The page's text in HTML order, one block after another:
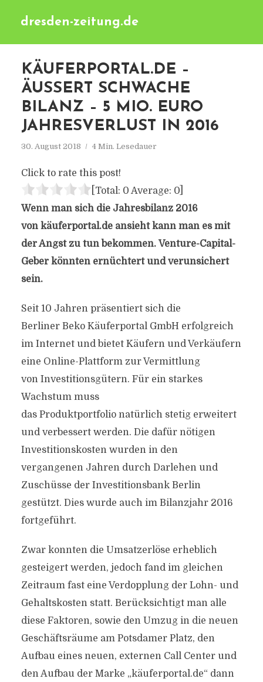
dresden-zeitung.de
KÄUFERPORTAL.DE –
ÄUSSERT SCHWACHE B
ILANZ – 5 MIO. EURO J
AHRESVERLUST IN 2016
30. August 2018 4 Min. Lesedauer
Click to rate this post!
[Total: 0 Average: 0]
Wenn man sich die Jahresbilanz 2016
von käuferportal.de ansieht kann man es mit
der Angst zu tun bekommen. Venture-Capital-
Geber könnten ernüchtert und verunsichert
sein.
Seit 10 Jahren präsentiert sich die
Berliner Beko Käuferportal GmbH erfolgreich
im Internet und bietet Käufern und Verkäufern
eine Online-Plattform zur Vermittlung
von Investitionsgütern. Für ein starkes
Wachstum muss
das Produktportfolio natürlich stetig erweitert
und verbessert werden. Die dafür nötigen
Investitionskosten wurden in den
vergangenen Jahren durch Darlehen und
Zuschüsse der Investitionsbank Berlin
gestützt. Dies wurde auch im Bilanzjahr 2016
fortgeführt.
Zwar konnten die Umsatzerlöse erheblich
gesteigert werden, jedoch fand im gleichen
Zeitraum fast eine Verdopplung der Lohn- und
Gehaltskosten statt. Berücksichtigt man alle
diese Faktoren, sowie den Umzug in die neuen
Geschäftsräume am Potsdamer Platz, den
Aufbau eines neuen, externen Call Center und
den Aufbau der Marke „käuferportal.de“ dann